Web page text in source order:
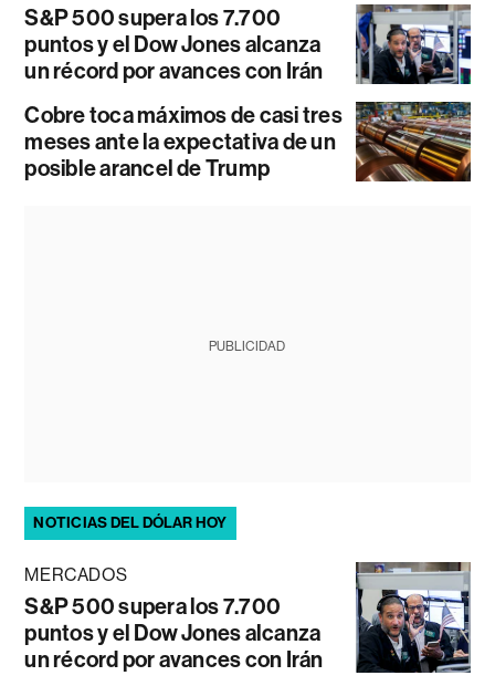
S&P 500 supera los 7.700
puntos y el Dow Jones alcanza
un récord por avances con Irán
Cobre toca máximos de casi tres
meses ante la expectativa de un
posible arancel de Trump
PUBLICIDAD
NOTICIAS DEL DÓLAR HOY
MERCADOS
S&P 500 supera los 7.700
puntos y el Dow Jones alcanza
un récord por avances con Irán